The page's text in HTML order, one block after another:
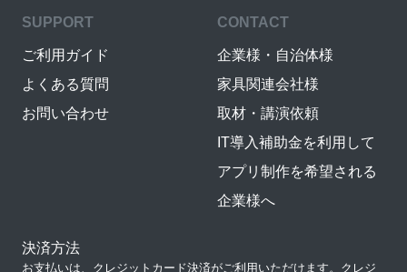
SUPPORT
ご利用ガイド
よくある質問
お問い合わせ
CONTACT
企業様・自治体様
家具関連会社様
取材・講演依頼
IT導入補助金を利用して
アプリ制作を希望される
企業様へ
決済方法
お支払いは、クレジットカード決済がご利用いただけます。クレジ